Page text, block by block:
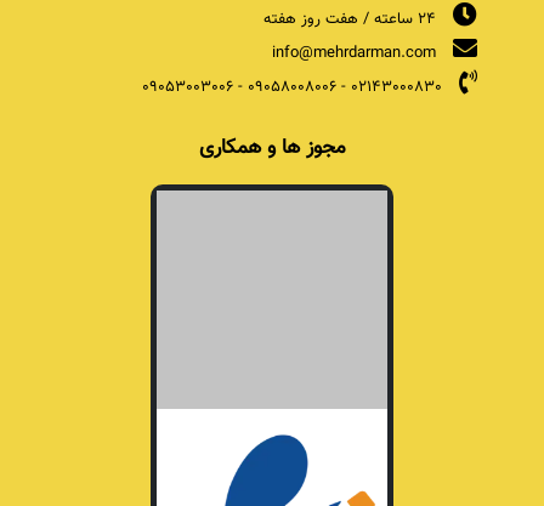
info@mehrdarman.com
02143000830
-
09058008006
-
09053003006
مجوز ها و همکاری